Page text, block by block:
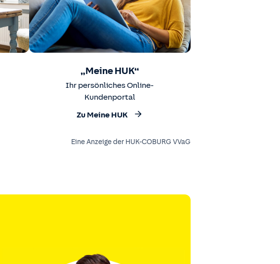
„Meine HUK“
Ihr persönliches Online-
Kundenportal
Zu Meine HUK
Eine Anzeige der HUK-COBURG VVaG